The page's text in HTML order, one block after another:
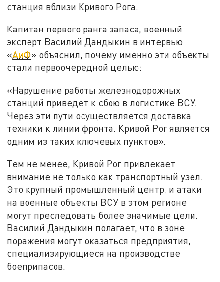
станция вблизи Кривого Рога.
Капитан первого ранга запаса, военный
эксперт Василий Дандыкин в интервью
«АиФ» объяснил, почему именно эти объекты
стали первоочередной целью:
«Нарушение работы железнодорожных
станций приведет к сбою в логистике ВСУ.
Через эти пути осуществляется доставка
техники к линии фронта. Кривой Рог является
одним из таких ключевых пунктов».
Тем не менее, Кривой Рог привлекает
внимание не только как транспортный узел.
Это крупный промышленный центр, и атаки
на военные объекты ВСУ в этом регионе
могут преследовать более значимые цели.
Василий Дандыкин полагает, что в зоне
поражения могут оказаться предприятия,
специализирующиеся на производстве
боеприпасов.